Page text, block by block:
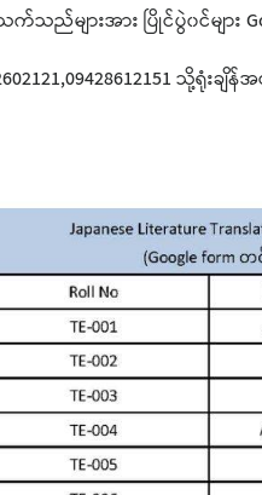
ည်များအား ပြိုင်ပွဲ၀င်မျာ
သို့ရုံး